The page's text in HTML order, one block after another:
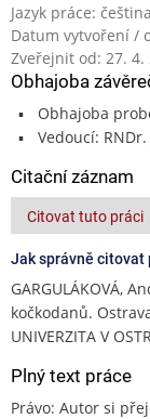
Jazyk práce: čeština
Datum vytvoření /
Zveřejnit od: 27. 4.
Obhajoba
Obhajoba
Vedoucí: RNDr.
Citační záznam
Citovat tuto práci
Jak správně citovat
GARGULÁKOVÁ,
kočkodanů.
UNIVERZITA V
Plný text práce
Právo: Autor si